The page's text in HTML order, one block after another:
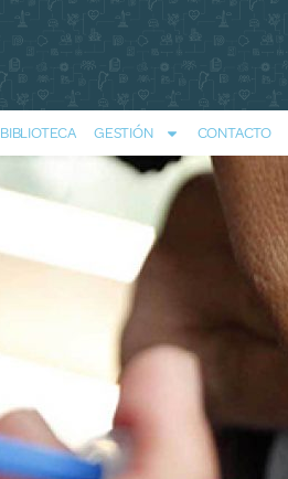
BIBLIOTECA GESTIÓN CONTACTO